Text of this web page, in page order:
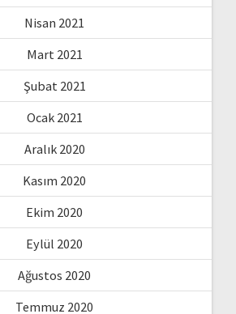
Nisan 2021
Mart 2021
Şubat 2021
Ocak 2021
Aralık 2020
Kasım 2020
Ekim 2020
Eylül 2020
Ağustos 2020
Temmuz 2020